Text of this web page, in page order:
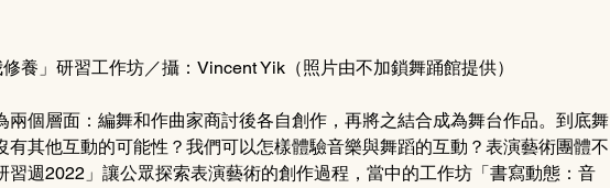
修養」研習工作坊／攝：Vincent Yik（照片由不加鎖舞踊館提供）
兩個層面：編舞和作曲家商討後各自創作，再將之結合成為舞台作品。到底舞
有其他互動的可能性？我們可以怎樣體驗音樂與舞蹈的互動？表演藝術團體不
習週2022」讓公眾探索表演藝術的創作過程，當中的工作坊「書寫動態：音